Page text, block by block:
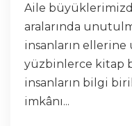
Aile
aralarında
insanların ellerine
yüzbinlerce kitap
insanların bilgi
imkânı...